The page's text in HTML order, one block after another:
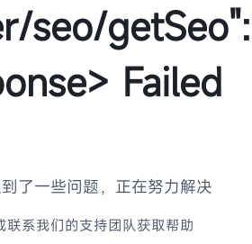
seo/getSeo":
Failed
了一些问题，正在努力解决
联系我们的支持团队获取帮助